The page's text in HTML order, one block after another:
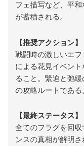
フェ描写など、平
が蓄積される。
【推奨アクション】
戦闘時の激しいエ
による花見イベン
ること。緊迫と弛
の攻略ルートである
【最終ステータス】
全てのフラグを回
ンスの真相が解明